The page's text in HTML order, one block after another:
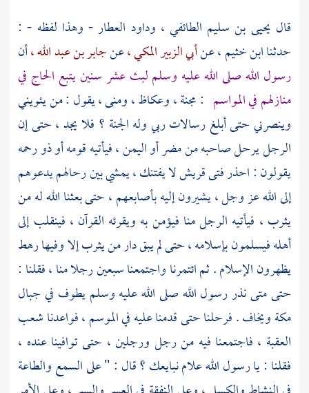
قال يحيى بن سليم الطائفي ، وداود العطار- وهذا لفظه - :
حدثناابن خثيم ،عنأبي الزبير المكي ،عنجابر بن عبد الله ،أن
رسول الله صلى الله عليه وسلم لبث عشر سنين يتبع الحاج في
منازلهم في المواسم :مجنة،وعكاظ ،ومنى ،يقول : من يئويني
وينصرني حتى أبلغ رسالات ربي وله الجنة ؟ فلا يجد ، حتى إن
الرجل يرحل صاحبه منمضرأواليمن ،فيأتيه قومه أو ذو رحمه
يقولون : احذر فتىقريشلا يفتنك ، يمشي بين رحالهم يدعوهم
إلى الله عز وجل ، يشيرون إليه بأصابعهم ، حتى بعثنا الله له من
يثرب ، فيأتيه الرجل منا فيؤمن به ويقرئه القرآن ، فينقلب إلى
أهله فيسلمون بإسلامه ، حتى لم يبق دار منيثربإلا وفيها رهط
يظهرون الإسلام . ثم ائتمرنا واجتمعنا سبعين رجلا منا ، فقلنا :
حتى متى نذر رسول الله صلى الله عليه وسلم يطوف فيجبال
مكةويخاف . فرحلنا حتى قدمنا عليه في الموسم ، فواعدناشعب
العقبة ، فاجتمعنا فيه من رجل ورجلين ، حتى توافينا عنده ،
فقلنا : يا رسول الله علام نبايعك ؟ قال : " على السمع والطاعة